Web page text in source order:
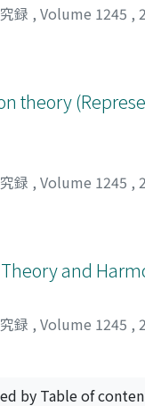
録 , Volume 1245 ,
theory
録 , Volume 1245 ,
and
録 , Volume 1245 ,
by Table of